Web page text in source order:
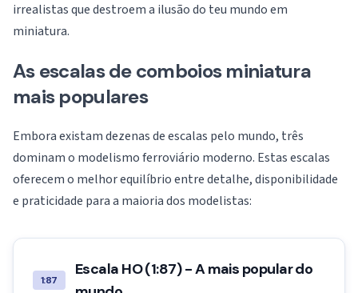
irrealistas que destroem a ilusão do teu mundo em
miniatura.
As escalas de comboios miniatura
mais populares
Embora existam dezenas de escalas pelo mundo, três
dominam o modelismo ferroviário moderno. Estas escalas
oferecem o melhor equilíbrio entre detalhe, disponibilidade
e praticidade para a maioria dos modelistas:
1:87
Escala HO (1:87) - A mais popular do